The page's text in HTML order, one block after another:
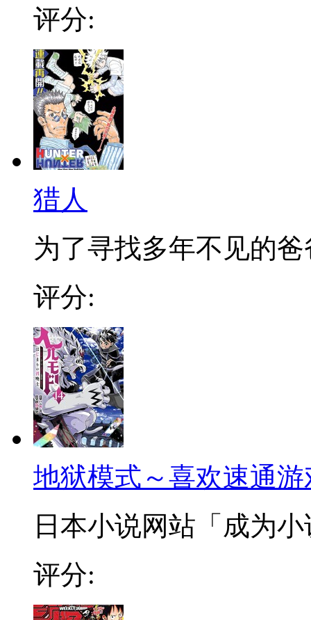
评分:
猎人
为了寻找多年不见的爸
评分:
地狱模式～喜欢速通
日本小说网站「成为
评分: